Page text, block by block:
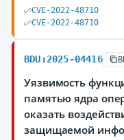
CVE-2022-48710
CVE-2022-48710
BDU:2025-04416
Уязвимость
памятью ядра
оказать
защищаемой